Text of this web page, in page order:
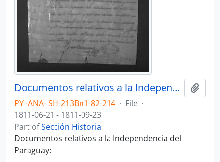
Documentos relativos a la Independencia del Paraguay.
PY -ANA- SH-213Bn1-82-214 · File ·
1811-06-21 - 1811-09-23
Part ofSección Historia
Documentos relativos a la Independencia del
Paraguay: